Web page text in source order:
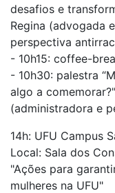
desafios e
Regina (advogada
perspectiva
- 10h15: coffee-
- 10h30: palestra
algo a
(administradora e
14h: UFU Campus
Local: Sala dos
"Ações para
mulheres na UFU"